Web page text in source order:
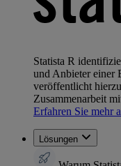
Statista R
und Anbieter einer
veröffentlicht
Zusammenarbeit
Erfahren Sie mehr
Lösungen